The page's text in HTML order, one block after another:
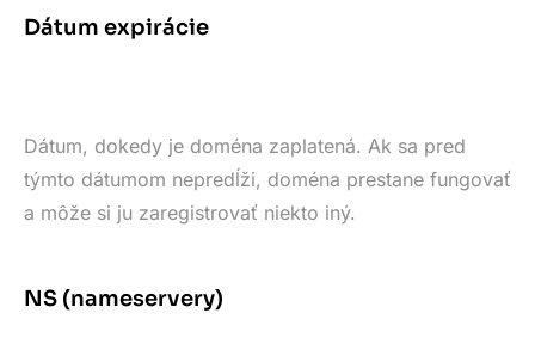
Dátum expirácie
Dátum, dokedy je doména zaplatená. Ak sa pred
týmto dátumom nepredĺži, doména prestane fungovať
a môže si ju zaregistrovať niekto iný.
NS (nameservery)